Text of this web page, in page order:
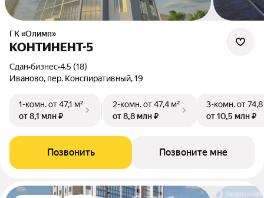
ГК «Олимп»
КОНТИНЕНТ-5
Сдан•бизнес•4.5 (18)
Иваново, пер. Конспиративный, 19
1-комн.от 47,1 м²
от 8,1 млн ₽
2-комн.от 47,4 м²
от 8,8 млн ₽
3-комн.от
от 10,5 млн ₽
Позвонить Позвоните мне